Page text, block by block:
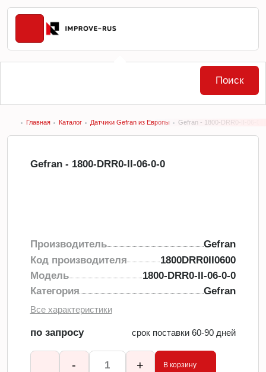
Главная Каталог Датчики Gefran из Европы Gefran - 1800-DRR0-II-06-0-0
Gefran - 1800-DRR0-II-06-0-0
Производитель
Gefran
Код производителя
1800DRR0II0600
Модель
1800-DRR0-II-06-0-0
Категория
Gefran
Все характеристики
по запросу срок поставки 60-90 дней
- + В корзину
Поиск